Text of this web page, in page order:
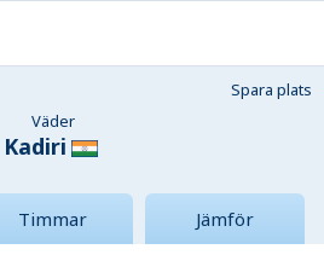
Spara plats
Väder
Kadiri
Timmar Jämför